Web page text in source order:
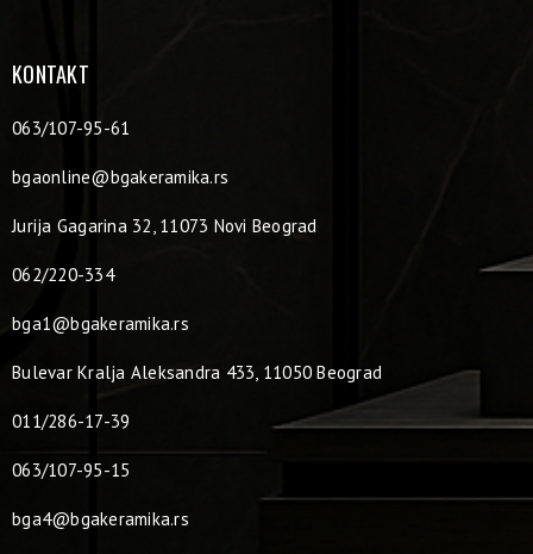
KONTAKT
063/107-95-61
bgaonline@bgakeramika.rs
Jurija Gagarina 32, 11073 Novi Beograd
062/220-334
bga1@bgakeramika.rs
Bulevar Kralja Aleksandra 433, 11050 Beograd
011/286-17-39
063/107-95-15
bga4@bgakeramika.rs